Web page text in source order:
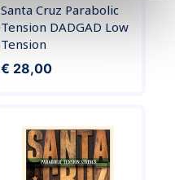
Santa Cruz Parabolic
Tension DADGAD Low
Tension
€ 28,00